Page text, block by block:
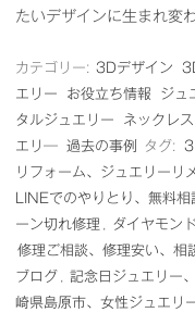
たいデザインに生まれ
カテゴリー: 3Dデザイン
エリー
お役立ち情報 ジュ
タルジュエリー
ネックレス
エリ―
過去の事例 タグ:
リフォーム、ジュエリーリ
LINEでのやりとり、無料相
ーン切れ修理
ダイヤモンド
修理ご相談、修理安い、相
ブログ
記念日ジュエリー
崎県島原市、女性ジュエリ